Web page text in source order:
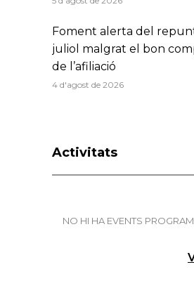
Foment alerta del
juliol malgrat el bon
de l’afiliació
4 d'agost de 2026
Activitats
NO HI HA EVENTS